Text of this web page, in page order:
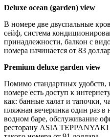
Deluxe ocean (garden) view
В номере две двуспальные
сейф, система
принадлежности, балкон с
номера начинается от 83
Premium deluxe garden view
Помимо стандартных
номере есть доступ к
как: банные халат и тапочки,
пляжная вечеринка один раз в
водном баре, обслуживание
ресторану ASIA